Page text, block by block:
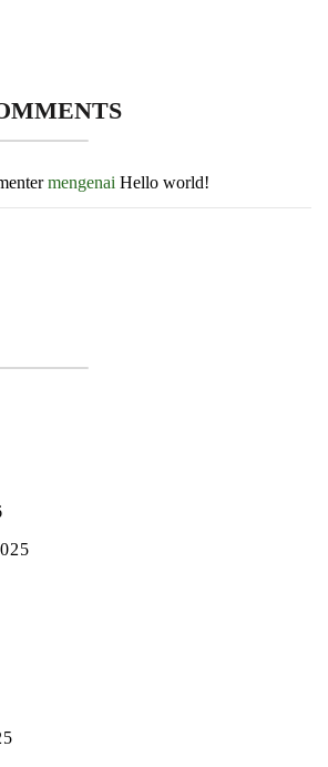
mengenai Hello world!